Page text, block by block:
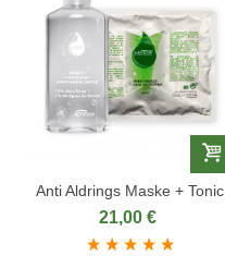
Anti Aldrings Maske + Tonic
21,00 €